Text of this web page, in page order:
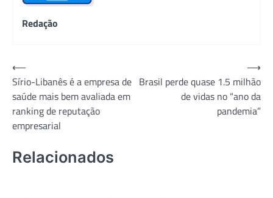
Redação
Navegação
de
Post
⟵
Sírio-Libanês é a empresa de
saúde mais bem avaliada em
ranking de reputação
empresarial
Brasil perde quase 1.5 milhão
de vidas no “ano da
pandemia”
⟶
Relacionados